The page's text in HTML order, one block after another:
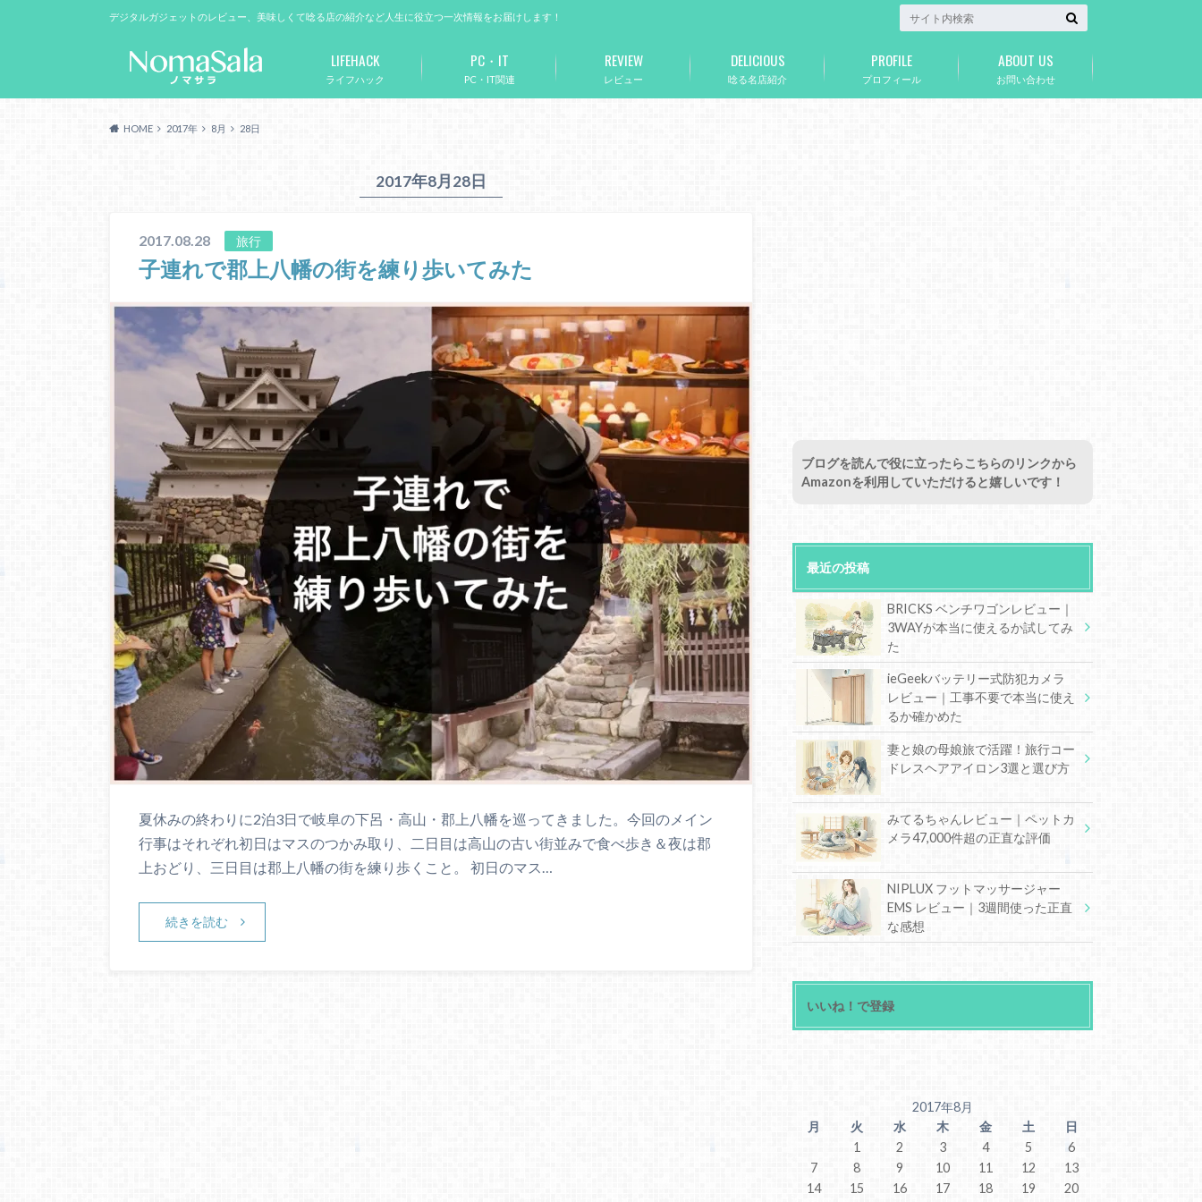
デジタルガジェットのレビュー、美味しくて唸る店の紹介など人生に役立つ一次情報をお届けします！
ライフハック
LIFEHACK
PC・IT関連
PC・IT
レビュー
REVIEW
唸る名店紹介
DELICIOUS
プロフィール
PROFILE
お問い合わせ
ABOUT US
HOME 2017年 8月 28日
2017年8月28日
2017.08.28 旅行
子連れで郡上八幡の街を練り歩いてみた
夏休みの終わりに2泊3日で岐阜の下呂・高山・郡上八幡を巡ってきました。今回のメイン
行事はそれぞれ初日はマスのつかみ取り、二日目は高山の古い街並みで食べ歩き＆夜は郡
上おどり、三日目は郡上八幡の街を練り歩くこと。 初日のマス…
続きを読む
ブログを読んで役に立ったらこちらのリンクから
Amazonを利用していただけると嬉しいです！
最近の投稿
BRICKS ベンチワゴンレビュー｜
3WAYが本当に使えるか試してみ
た
ieGeekバッテリー式防犯カメラ
レビュー｜工事不要で本当に使え
るか確かめた
妻と娘の母娘旅で活躍！旅行コー
ドレスヘアアイロン3選と選び方
みてるちゃんレビュー｜ペットカ
メラ47,000件超の正直な評価
NIPLUX フットマッサージャー
EMS レビュー｜3週間使った正直
な感想
いいね！で登録
2017年8月
月
火 水 木 金 土
日
1
2 3 4 5
6
7
8 9 10 11 12
13
14
15 16 17 18 19
20